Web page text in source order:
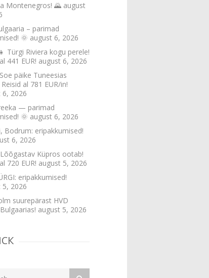
Montenegros! 🌄 august
– parimad
🌞 august 6, 2026
Türgi Riviera kogu perele!
441 EUR! august 6, 2026
päike Tuneesias
al 781 EUR/in!
6, 2026
— parimad
🌞 august 6, 2026
Bodrum: eripakkumised!
6, 2026
Küpros ootab!
720 EUR! august 5, 2026
eripakkumised!
5, 2026
suurepärast HVD
august 5, 2026